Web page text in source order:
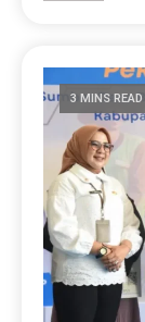
3 MINS READ